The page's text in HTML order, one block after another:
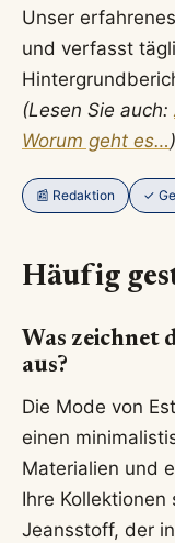
Unser
und verfasst
(Lesen Sie auch:
Worum geht es…)
📰 Redaktion ✓
Häufig
Was zeichnet
aus?
Die Mode von
einen
Materialien und
Ihre
Jeansstoff, der